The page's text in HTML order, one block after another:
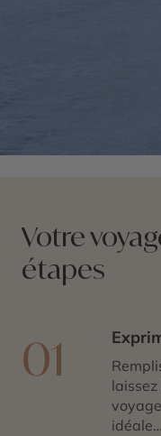
Votre
étapes
01
idéale…